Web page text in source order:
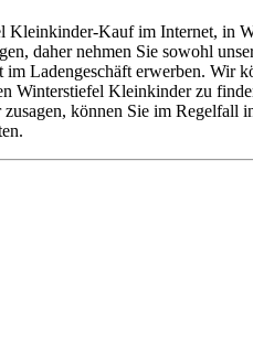
Kauf im Internet, in
daher nehmen Sie sowohl
Ladengeschäft erwerben.
Winterstiefel Kleinkinder zu
können Sie im Regelfall